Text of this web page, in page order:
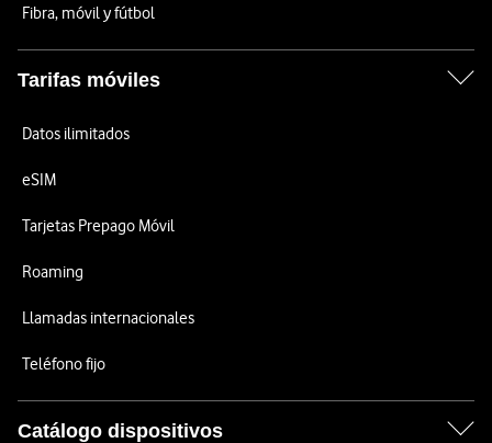
Fibra, móvil y fútbol
Tarifas móviles
Datos ilimitados
eSIM
Tarjetas Prepago Móvil
Roaming
Llamadas internacionales
Teléfono fijo
Catálogo dispositivos